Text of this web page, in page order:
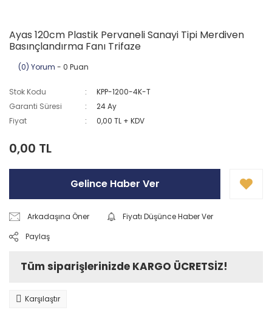
Ayas 120cm Plastik Pervaneli Sanayi Tipi Merdiven
Basınçlandırma Fanı Trifaze
(0) Yorum - 0 Puan
Stok Kodu
KPP-1200-4K-T
Garanti Süresi
24 Ay
Fiyat
0,00 TL + KDV
0,00 TL
Gelince Haber Ver
Arkadaşına Öner
Fiyatı Düşünce Haber Ver
Paylaş
Tüm siparişlerinizde KARGO ÜCRETSİZ!
Karşılaştır